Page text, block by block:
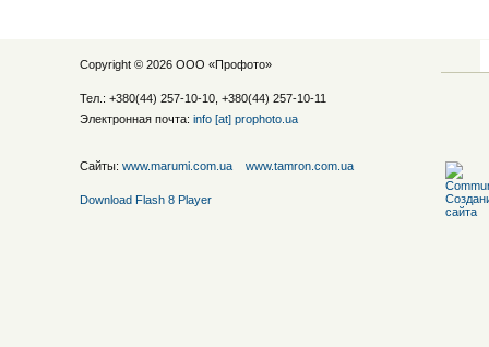
Copyright © 2026 ООО «Профото»
Тел.: +380(44) 257-10-10, +380(44) 257-10-11
Электронная почта: info [at] prophoto.ua
Сайты: www.marumi.com.ua www.tamron.com.ua
Download Flash 8 Player